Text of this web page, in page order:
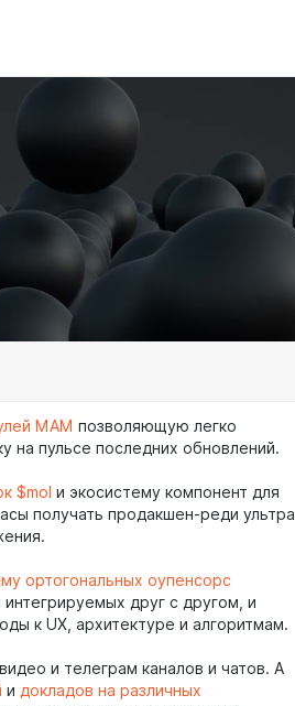
MAM позволяющую легко
на пульсе последних обновлений.
$mol и экосистему компонент для
получать продакшен-реди ультра
ортогональных оупенсорс
интегрируемых друг с другом, и
к UX, архитектуре и алгоритмам.
и телеграм каналов и чатов. А
и докладов на различных